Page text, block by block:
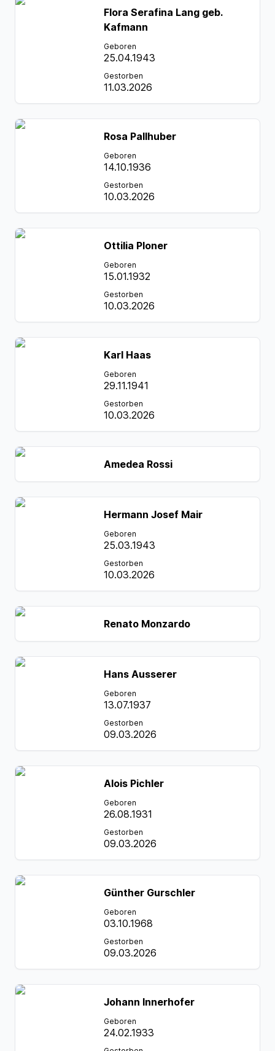
Flora Serafina Lang geb.
Kafmann
Geboren
25.04.1943
Gestorben
11.03.2026
Rosa Pallhuber
Geboren
14.10.1936
Gestorben
10.03.2026
Ottilia Ploner
Geboren
15.01.1932
Gestorben
10.03.2026
Karl Haas
Geboren
29.11.1941
Gestorben
10.03.2026
Amedea Rossi
Hermann Josef Mair
Geboren
25.03.1943
Gestorben
10.03.2026
Renato Monzardo
Hans Ausserer
Geboren
13.07.1937
Gestorben
09.03.2026
Alois Pichler
Geboren
26.08.1931
Gestorben
09.03.2026
Günther Gurschler
Geboren
03.10.1968
Gestorben
09.03.2026
Johann Innerhofer
Geboren
24.02.1933